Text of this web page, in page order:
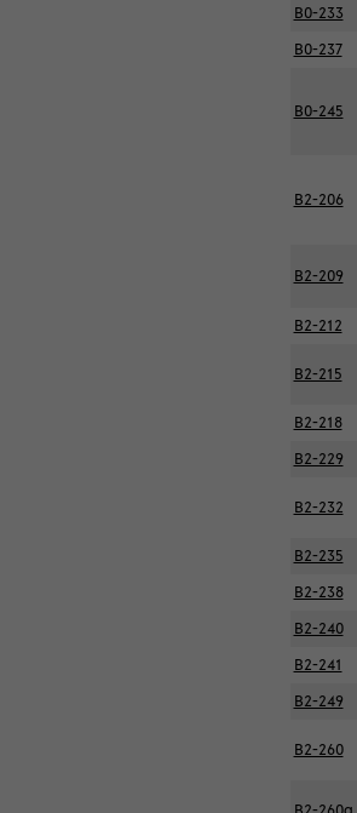
B0-233
B0-237
B0-245
B2-206
B2-209
B2-212
B2-215
B2-218
B2-229
B2-232
B2-235
B2-238
B2-240
B2-241
B2-249
B2-260